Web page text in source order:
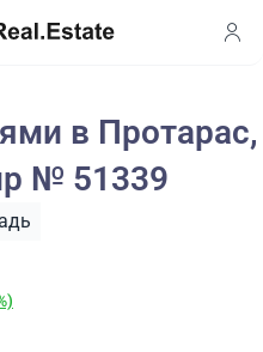
в Протарас,
№ 51339